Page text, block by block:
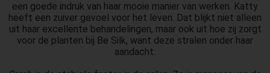
een goede indruk van haar mooie manier van werken. Katty
heeft een zuiver gevoel voor het leven. Dat blijkt niet alleen
uit haar excellente behandelingen, maar ook uit hoe zij zorgt
voor de planten bij Be Silk, want deze stralen onder haar
aandacht.